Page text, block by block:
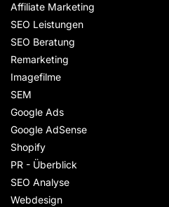
Affiliate Marketing
SEO Leistungen
SEO Beratung
Remarketing
Imagefilme
SEM
Google Ads
Google AdSense
Shopify
PR - Überblick
SEO Analyse
Webdesign